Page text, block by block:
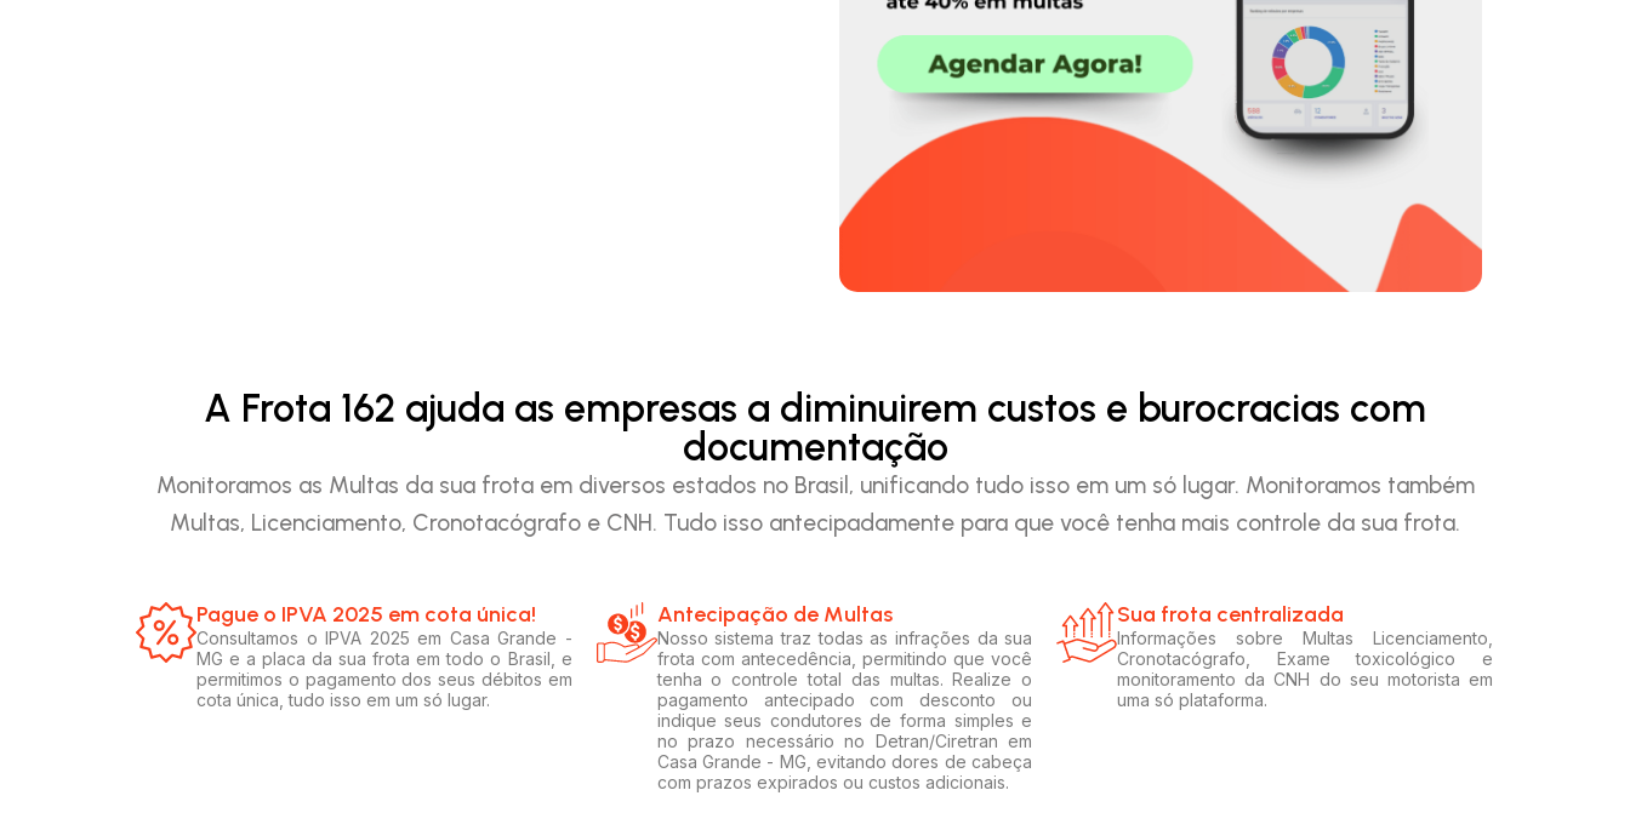
A Frota 162 ajuda as empresas a diminuirem custos e burocracias com
documentação
Monitoramos as Multas da sua frota em diversos estados no Brasil, unificando tudo isso em um só lugar. Monitoramos também
Multas, Licenciamento, Cronotacógrafo e CNH. Tudo isso antecipadamente para que você tenha mais controle da sua frota.
Pague o IPVA 2025 em cota única!​
Consultamos o IPVA 2025 em Casa Grande -
MG e a placa da sua frota em todo o Brasil, e
permitimos o pagamento dos seus débitos em
cota única, tudo isso em um só lugar.
Antecipação de Multas
Nosso sistema traz todas as infrações da sua
frota com antecedência, permitindo que você
tenha o controle total das multas. Realize o
pagamento antecipado com desconto ou
indique seus condutores de forma simples e
no prazo necessário no Detran/Ciretran em
Casa Grande - MG, evitando dores de cabeça
com prazos expirados ou custos adicionais.
Sua frota centralizada​
Informações sobre Multas Licenciamento,
Cronotacógrafo, Exame toxicológico e
monitoramento da CNH do seu motorista em
uma só plataforma.